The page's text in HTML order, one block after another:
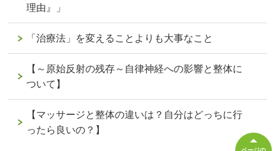
理由』」
「治療法」を変えることよりも大事なこと
【～原始反射の残存～自律神経への影響と整体に
ついて】
【マッサージと整体の違いは？自分はどっちに行
ったら良いの？】